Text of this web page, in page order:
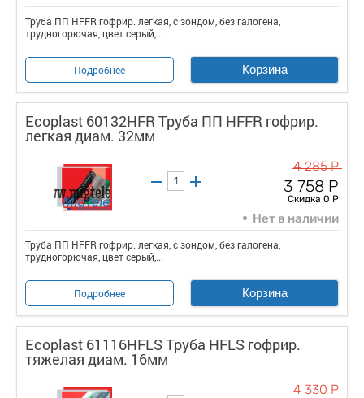
Труба ПП HFFR гофрир. легкая, с зондом, без галогена,
трудногорючая, цвет серый,...
Подробнее Корзина
Ecoplast 60132HFR Труба ПП HFFR гофрир.
легкая диам. 32мм
4 285 Р
3 758 Р
Скидка 0 Р
Нет в наличии
Труба ПП HFFR гофрир. легкая, с зондом, без галогена,
трудногорючая, цвет серый,...
Подробнее Корзина
Ecoplast 61116HFLS Труба HFLS гофрир.
тяжелая диам. 16мм
4 330 Р